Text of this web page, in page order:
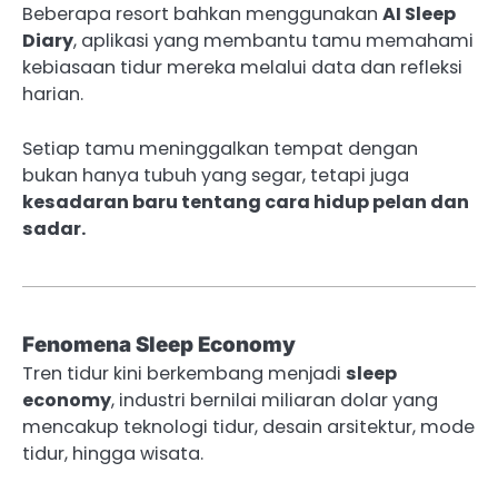
Beberapa resort bahkan menggunakan AI Sleep
Diary, aplikasi yang membantu tamu memahami
kebiasaan tidur mereka melalui data dan refleksi
harian.
Setiap tamu meninggalkan tempat dengan
bukan hanya tubuh yang segar, tetapi juga
kesadaran baru tentang cara hidup pelan dan
sadar.
Fenomena Sleep Economy
Tren tidur kini berkembang menjadi sleep
economy, industri bernilai miliaran dolar yang
mencakup teknologi tidur, desain arsitektur, mode
tidur, hingga wisata.